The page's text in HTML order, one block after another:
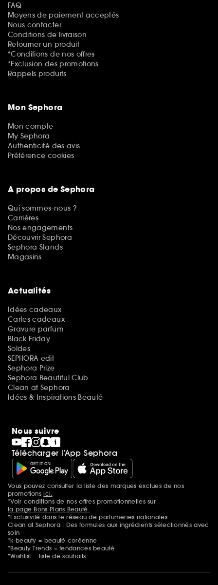
FAQ
Moyens de paiement acceptés
Nous contacter
Conditions de livraison
Retourner un produit
*Conditions de nos offres
*Exclusion des promotions
Rappels produits
Mon Sephora
Mon compte
My Sephora
Authenticité des avis
Préférence cookies
A propos de Sephora
Qui sommes-nous ?
Carrières
Nos engagements
Découvrir Sephora
Sephora Stands
Magasins
Actualités
Idées cadeaux
Cartes cadeaux
Gravure parfum
Black Friday
Soldes
SEPHORA edit
Sephora Prize
Sephora Beautiful Club
Clean at Sephora
Idées & Inspirations Beauté
Nous suivre
Télécharger l’App Sephora
Mentions additionnelles
Vous pouvez consulter la liste des marques exclues de nos
promotionsici.
*Voir conditions de nos offres promotionnelles sur
la page Bons Plans Beauté.
*Exclusivité dans le réseau de parfumeries nationales.
Clean at Sephora : Des formules aux ingrédients sélectionnés avec
soin
*k-beauty = beauté coréenne
*Beauty Trends = tendances beauté
*Wishlist = liste de souhaits